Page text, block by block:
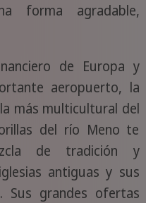
forma agradable,
de Europa y
aeropuerto, la
más multicultural del
del río Meno te
de tradición y
antiguas y sus
Sus grandes ofertas